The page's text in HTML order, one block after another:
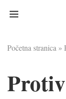
Početna stranica »